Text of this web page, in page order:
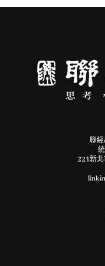
聯經
221新北